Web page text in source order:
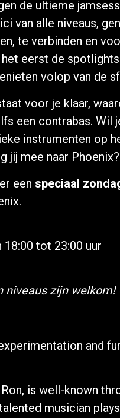
de ultieme
van alle niveaus,
te verbinden en
eerst de
volop van de
voor je klaar,
een contrabas.
instrumenten op
jij mee naar Phoenix?
een speciaal
18:00 tot 23:00 uur
niveaus zijn welkom!
and
is well-known
musician